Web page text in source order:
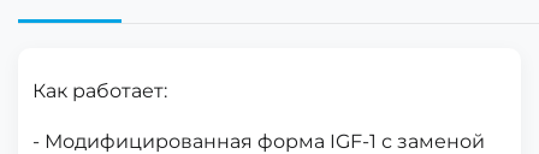
Как работает:
- Модифицированная форма IGF-1 с заменой